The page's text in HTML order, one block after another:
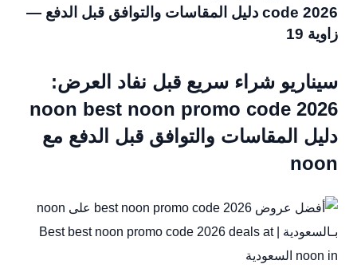
code 2026 دليل المقاسات والتوافق قبل الدفع —
زاوية 19
سيناريو شراء سريع قبل نفاد العرض:
noon best noon promo code 2026
دليل المقاسات والتوافق قبل الدفع مع
noon